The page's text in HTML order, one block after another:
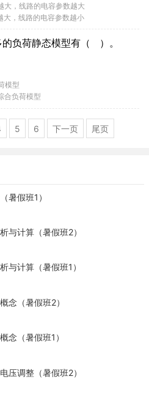
大，线路的电容参数越大
大，线路的电容参数越小
负荷静态模型有（ ）。
模型
合负荷模型
5 6 下一页 尾页
暑假班1）
与计算（暑假班2）
与计算（暑假班1）
念（暑假班2）
念（暑假班1）
压调整（暑假班2）